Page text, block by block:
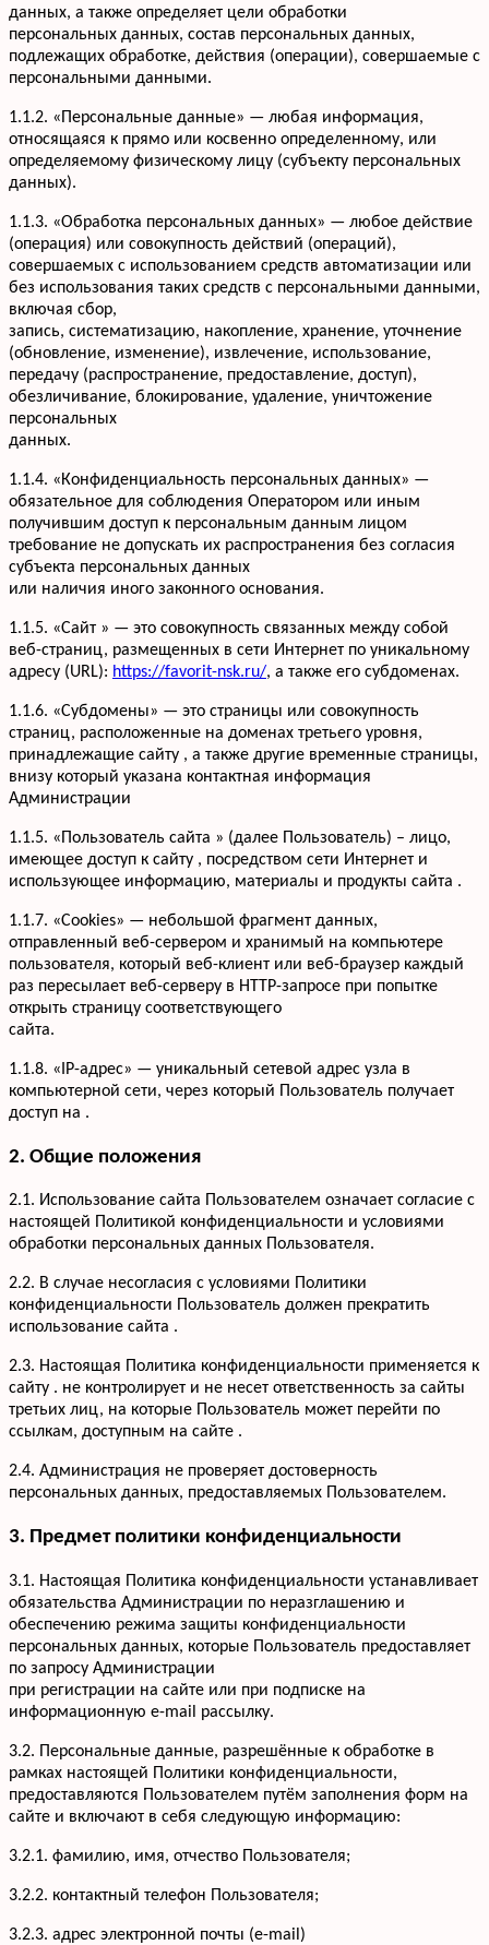
данных, а также определяет цели обработки
персональных данных, состав персональных данных,
подлежащих обработке, действия (операции), совершаемые с
персональными данными.
1.1.2. «Персональные данные» — любая информация,
относящаяся к прямо или косвенно определенному, или
определяемому физическому лицу (субъекту персональных
данных).
1.1.3. «Обработка персональных данных» — любое действие
(операция) или совокупность действий (операций),
совершаемых с использованием средств автоматизации или
без использования таких средств с персональными данными,
включая сбор,
запись, систематизацию, накопление, хранение, уточнение
(обновление, изменение), извлечение, использование,
передачу (распространение, предоставление, доступ),
обезличивание, блокирование, удаление, уничтожение
персональных
данных.
1.1.4. «Конфиденциальность персональных данных» —
обязательное для соблюдения Оператором или иным
получившим доступ к персональным данным лицом
требование не допускать их распространения без согласия
субъекта персональных данных
или наличия иного законного основания.
1.1.5. «Сайт » — это совокупность связанных между собой
веб-страниц, размещенных в сети Интернет по уникальному
адресу (URL): https://favorit-nsk.ru/, а также его субдоменах.
1.1.6. «Субдомены» — это страницы или совокупность
страниц, расположенные на доменах третьего уровня,
принадлежащие сайту , а также другие временные страницы,
внизу который указана контактная информация
Администрации
1.1.5. «Пользователь сайта » (далее Пользователь) – лицо,
имеющее доступ к сайту , посредством сети Интернет и
использующее информацию, материалы и продукты сайта .
1.1.7. «Cookies» — небольшой фрагмент данных,
отправленный веб-сервером и хранимый на компьютере
пользователя, который веб-клиент или веб-браузер каждый
раз пересылает веб-серверу в HTTP-запросе при попытке
открыть страницу соответствующего
сайта.
1.1.8. «IP-адрес» — уникальный сетевой адрес узла в
компьютерной сети, через который Пользователь получает
доступ на .
2. Общие положения
2.1. Использование сайта Пользователем означает согласие с
настоящей Политикой конфиденциальности и условиями
обработки персональных данных Пользователя.
2.2. В случае несогласия с условиями Политики
конфиденциальности Пользователь должен прекратить
использование сайта .
2.3. Настоящая Политика конфиденциальности применяется к
сайту . не контролирует и не несет ответственность за сайты
третьих лиц, на которые Пользователь может перейти по
ссылкам, доступным на сайте .
2.4. Администрация не проверяет достоверность
персональных данных, предоставляемых Пользователем.
3. Предмет политики конфиденциальности
3.1. Настоящая Политика конфиденциальности устанавливает
обязательства Администрации по неразглашению и
обеспечению режима защиты конфиденциальности
персональных данных, которые Пользователь предоставляет
по запросу Администрации
при регистрации на сайте или при подписке на
информационную e-mail рассылку.
3.2. Персональные данные, разрешённые к обработке в
рамках настоящей Политики конфиденциальности,
предоставляются Пользователем путём заполнения форм на
сайте и включают в себя следующую информацию:
3.2.1. фамилию, имя, отчество Пользователя;
3.2.2. контактный телефон Пользователя;
3.2.3. адрес электронной почты (e-mail)